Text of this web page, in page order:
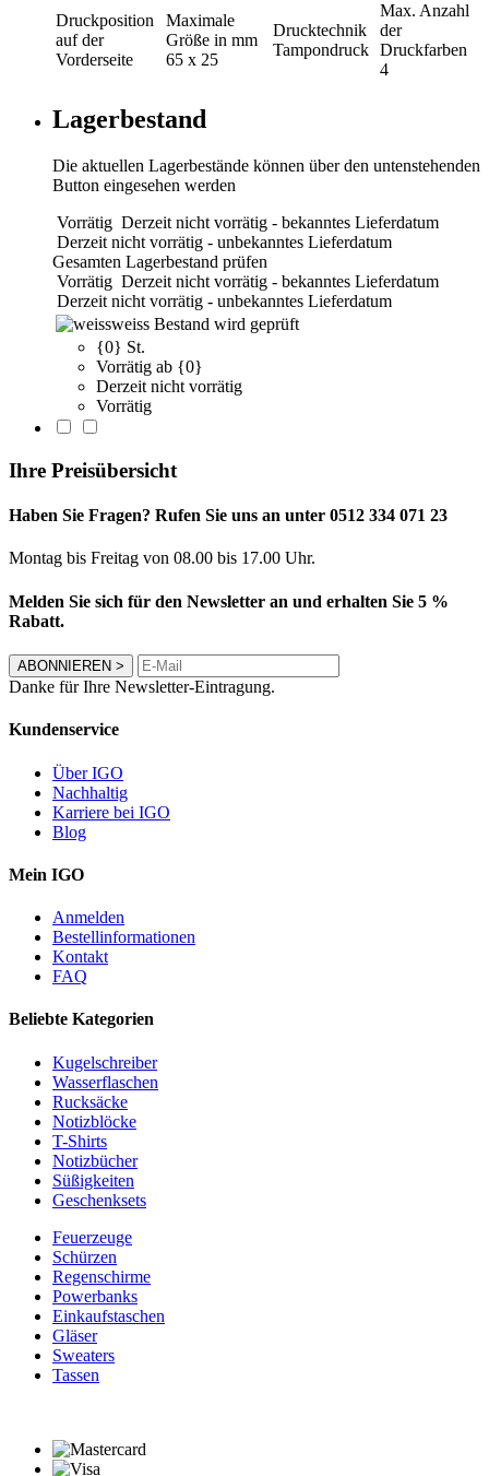
Druckposition
auf der
Vorderseite
Maximale
Größe in mm
65 x 25
Drucktechnik
Tampondruck
Max. Anzahl
der
Druckfarben
4
Lagerbestand
Die aktuellen Lagerbestände können über den untenstehenden
Button eingesehen werden
Vorrätig Derzeit nicht vorrätig - bekanntes Lieferdatum
Derzeit nicht vorrätig - unbekanntes Lieferdatum
Gesamten Lagerbestand prüfen
Vorrätig Derzeit nicht vorrätig - bekanntes Lieferdatum
Derzeit nicht vorrätig - unbekanntes Lieferdatum
weiss Bestand wird geprüft
{0} St.
Vorrätig ab {0}
Derzeit nicht vorrätig
Vorrätig
Ihre Preisübersicht
Haben Sie Fragen? Rufen Sie uns an unter 0512 334 071 23
Montag bis Freitag von 08.00 bis 17.00 Uhr.
Melden Sie sich für den Newsletter an und erhalten Sie 5 %
Rabatt.
ABONNIEREN >
Danke für Ihre Newsletter-Eintragung.
Kundenservice
Über IGO
Nachhaltig
Karriere bei IGO
Blog
Mein IGO
Anmelden
Bestellinformationen
Kontakt
FAQ
Beliebte Kategorien
Kugelschreiber
Wasserflaschen
Rucksäcke
Notizblöcke
T-Shirts
Notizbücher
Süßigkeiten
Geschenksets
Feuerzeuge
Schürzen
Regenschirme
Powerbanks
Einkaufstaschen
Gläser
Sweaters
Tassen